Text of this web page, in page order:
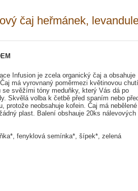
čaj heřmánek,
Infusion je zcela organický čaj a obsahuje
má vyrovnaný poměrmezi květinovou chutí
se svěžími tóny meduňky, který Vás dá po
Skvělá volba k četbě před spaním nebo
protože neobsahuje kofein. Čaj má nebělené
plast. Balení obshauje 20ks nálevových
fenyklová semínka*, šípek*, zelená